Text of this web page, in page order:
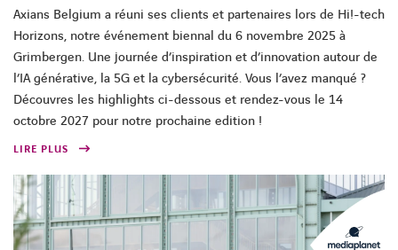
Axians Belgium a réuni ses clients et partenaires lors de Hi!-tech
Horizons, notre événement biennal du 6 novembre 2025 à
Grimbergen. Une journée d’inspiration et d’innovation autour de
l’IA générative, la 5G et la cybersécurité. Vous l’avez manqué ?
Découvres les highlights ci-dessous et rendez-vous le 14
octobre 2027 pour notre prochaine edition !
LIRE PLUS